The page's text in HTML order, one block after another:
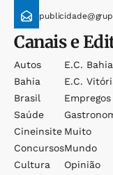
Canais e
Autos
Bahia
Brasil
Saúde
Cineinsite
Concursos
Cultura
E.c. Bahia
E.c.
Empregos
Muito
Mundo
Opinião